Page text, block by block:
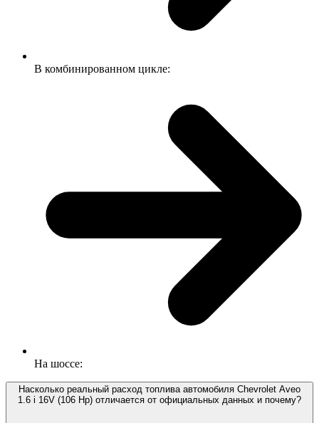
В комбинированном цикле:
На шоссе:
Насколько реальный расход топлива автомобиля Chevrolet Aveo
1.6 i 16V (106 Hp) отличается от официальных данных и почему?